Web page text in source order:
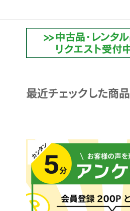
最近チェックした商品